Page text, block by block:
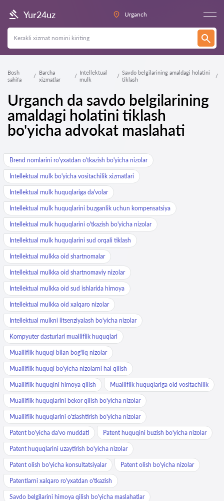
Yur24uz Urganch
Bosh
sahifa
Barcha
xizmatlar
Intellektual
mulk
Savdo belgilarining amaldagi holatini
tiklash
Urganch da savdo belgilarining
amaldagi holatini tiklash
bo'yicha advokat maslahati
Brend nomlarini ro'yxatdan o'tkazish bo'yicha nizolar
Intellektual mulk bo'yicha vositachilik xizmatlari
Intellektual mulk huquqlariga da'volar
Intellektual mulk huquqlarini buzganlik uchun kompensatsiya
Intellektual mulk huquqlarini o'tkazish bo'yicha nizolar
Intellektual mulk huquqlarini sud orqali tiklash
Intellektual mulkka oid shartnomalar
Intellektual mulkka oid shartnomaviy nizolar
Intellektual mulkka oid sud ishlarida himoya
Intellektual mulkka oid xalqaro nizolar
Intellektual mulkni litsenziyalash bo'yicha nizolar
Kompyuter dasturlari mualliflik huquqlari
Mualliflik huquqi bilan bog'liq nizolar
Mualliflik huquqi bo'yicha nizolarni hal qilish
Mualliflik huquqini himoya qilish Mualliflik huquqlariga oid vositachilik
Mualliflik huquqlarini bekor qilish bo'yicha nizolar
Mualliflik huquqlarini o'zlashtirish bo'yicha nizolar
Patent bo'yicha da'vo muddati Patent huquqini buzish bo'yicha nizolar
Patent huquqlarini uzaytirish bo'yicha nizolar
Patent olish bo'yicha konsultatsiyalar Patent olish bo'yicha nizolar
Patentlarni xalqaro ro'yxatdan o'tkazish
Savdo belgilarini himoya qilish bo'yicha maslahatlar